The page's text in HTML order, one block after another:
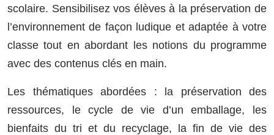
scolaire. Sensibilisez vos élèves à la préservation de
l’environnement de façon ludique et adaptée à votre
classe tout en abordant les notions du programme
avec des contenus clés en main.
Les thématiques abordées : la préservation des
ressources, le cycle de vie d’un emballage, les
bienfaits du tri et du recyclage, la fin de vie des